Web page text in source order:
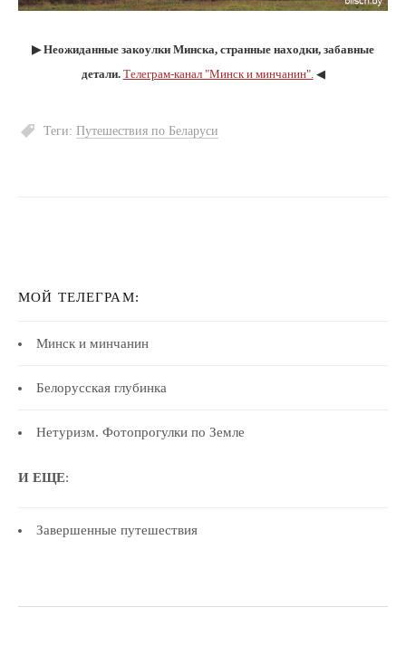
▶︎ Неожиданные закоулки Минска, странные находки, забавные
детали. Телеграм-канал "Минск и минчанин". ◀︎
Теги: Путешествия по Беларуси
МОЙ ТЕЛЕГРАМ:
Минск и минчанин
Белорусская глубинка
Нетуризм. Фотопрогулки по Земле
И ЕЩЕ:
Завершенные путешествия